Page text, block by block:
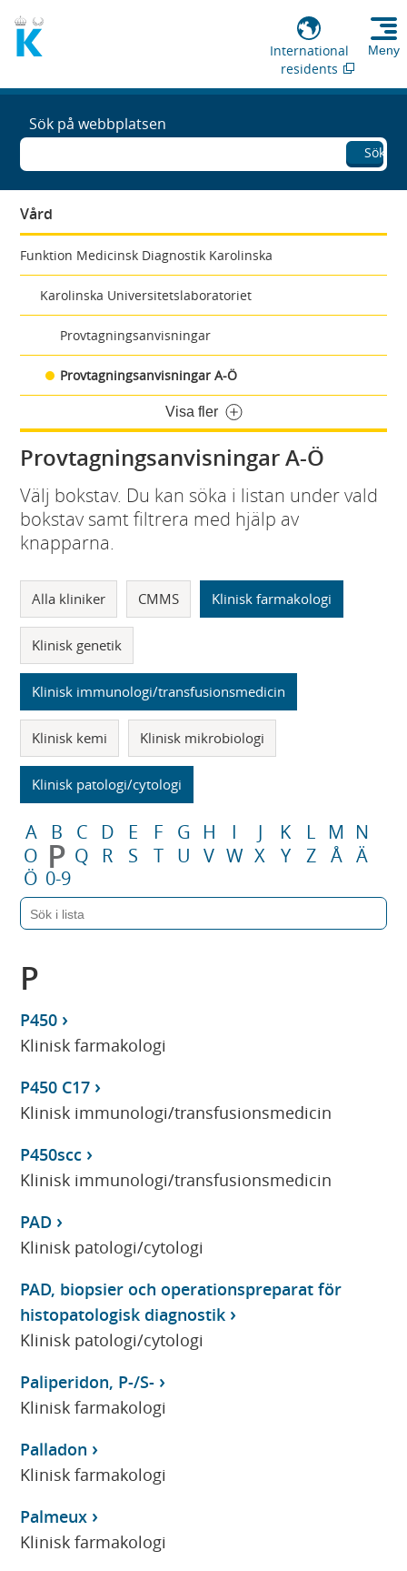
International
residents
Meny
Sök på webbplatsen
Sök
Vård
Funktion Medicinsk Diagnostik Karolinska
Karolinska Universitetslaboratoriet
Provtagningsanvisningar
Provtagningsanvisningar A-Ö
Visa fler
Provtagningsanvisningar A-Ö
Välj bokstav. Du kan söka i listan under vald
bokstav samt filtrera med hjälp av
knapparna.
Alla kliniker CMMS Klinisk farmakologi
Klinisk genetik
Klinisk immunologi/transfusionsmedicin
Klinisk kemi Klinisk mikrobiologi
Klinisk patologi/cytologi
A B C D E F G H I J K L M N
O P Q R S T U V W X Y Z Å Ä
Ö 0-9
P
P450
Klinisk farmakologi
P450 C17
Klinisk immunologi/transfusionsmedicin
P450scc
Klinisk immunologi/transfusionsmedicin
PAD
Klinisk patologi/cytologi
PAD, biopsier och operationspreparat för
histopatologisk diagnostik
Klinisk patologi/cytologi
Paliperidon, P-/S-
Klinisk farmakologi
Palladon
Klinisk farmakologi
Palmeux
Klinisk farmakologi